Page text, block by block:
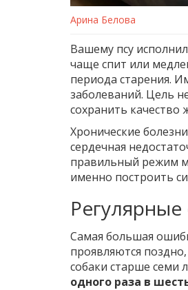
Арина Белова
Вашему псу
чаще спит или
периода старения.
заболеваний. Цель
сохранить
Хронические
сердечная
правильный режим
именно построить
Самая большая
проявляются
собаки старше семи
одного раза в